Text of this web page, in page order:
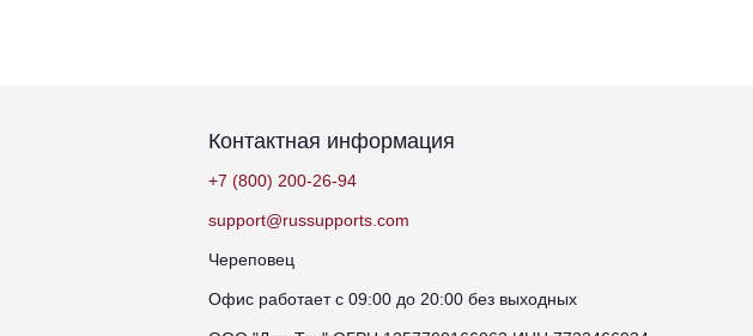
Контактная информация
+7 (800) 200-26-94
support@russupports.com
Череповец
Офис работает с 09:00 до 20:00 без выходных